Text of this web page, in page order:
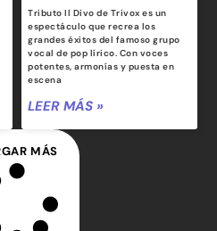
Tributo Il Divo de Trivox es un
espectáculo que recrea los
grandes éxitos del famoso grupo
vocal de pop lírico. Con voces
potentes, armonías y puesta en
escena
LEER MÁS »
MÁS